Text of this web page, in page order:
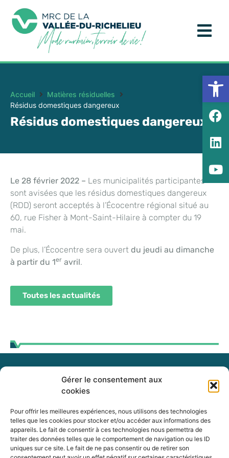
Gérer le consentement aux
cookies
Pour offrir les meilleures expériences, nous utilisons des technologies
telles que les cookies pour stocker et/ou accéder aux informations des
appareils. Le fait de consentir à ces technologies nous permettra de
traiter des données telles que le comportement de navigation ou les ID
uniques sur ce site. Le fait de ne pas consentir ou de retirer son
Accueil
Matières résiduelles
Résidus domestiques dangereux
Résidus domestiques dangereux
Le 28 février 2022 – Les municipalités participantes
sont avisées que les résidus domestiques dangereux
(RDD) seront acceptés à l’Écocentre régional situé au
60, rue Fisher à Mont-Saint-Hilaire à compter du 19
mai.
De plus, l’Écocentre sera ouvert du jeudi au dimanche
à partir du 1er avril.
Toutes les actualités
255, boul. Laurier, bureau 100
McMasterville (Québec)
J3G 0B7
Intranet